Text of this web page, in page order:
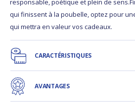
responsable, poétique et plein de
qui finissent à la poubelle, optez pour
qui mettra en valeur vos cadeaux.
CARACTÉRISTIQUES
AVANTAGES